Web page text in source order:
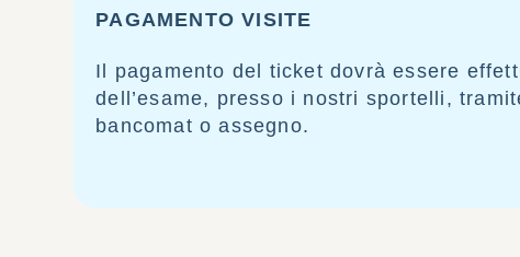
PAGAMENTO VISITE
Il pagamento del ticket dovrà essere
dell’esame, presso i nostri sportelli,
bancomat o assegno.